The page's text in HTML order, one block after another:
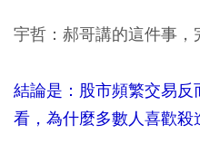
宇哲：郝哥講的這件事，
結論是：股市頻繁交易
看，為什麼多數人喜歡殺